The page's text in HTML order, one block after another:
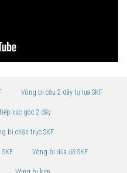
Vòng bi cầu 2 dãy tự lựa SKF
xúc góc 2 dãy
bi chặn trục SKF
Vòng bi đũa đỡ SKF